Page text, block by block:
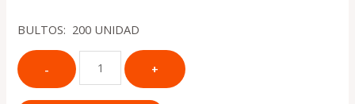
BULTOS: 200 UNIDAD